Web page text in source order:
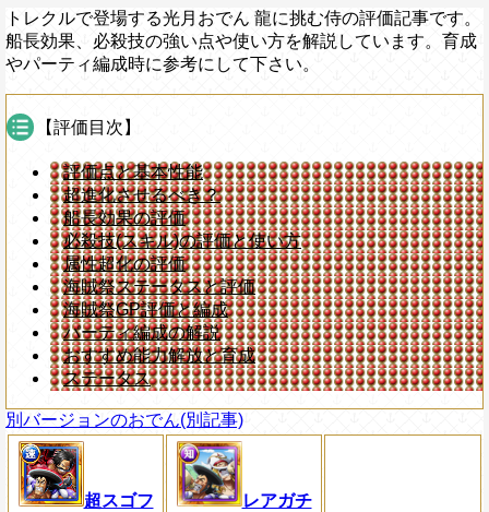
トレクルで登場する光月おでん 龍に挑む侍の評価記事です。
船長効果、必殺技の強い点や使い方を解説しています。育成
やパーティ編成時に参考にして下さい。
【評価目次】
評価点と基本性能
超進化させるべき？
船長効果の評価
必殺技(スキル)の評価と使い方
属性超化の評価
海賊祭ステータスと評価
海賊祭GP評価と編成
パーティ編成の解説
おすすめ能力解放と育成
ステータス
別バージョンのおでん(別記事)
超スゴフ
レアガチ